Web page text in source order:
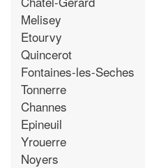
Melisey
Etourvy
Quincerot
Fontaines-les-Seches
Tonnerre
Channes
Epineuil
Yrouerre
Noyers